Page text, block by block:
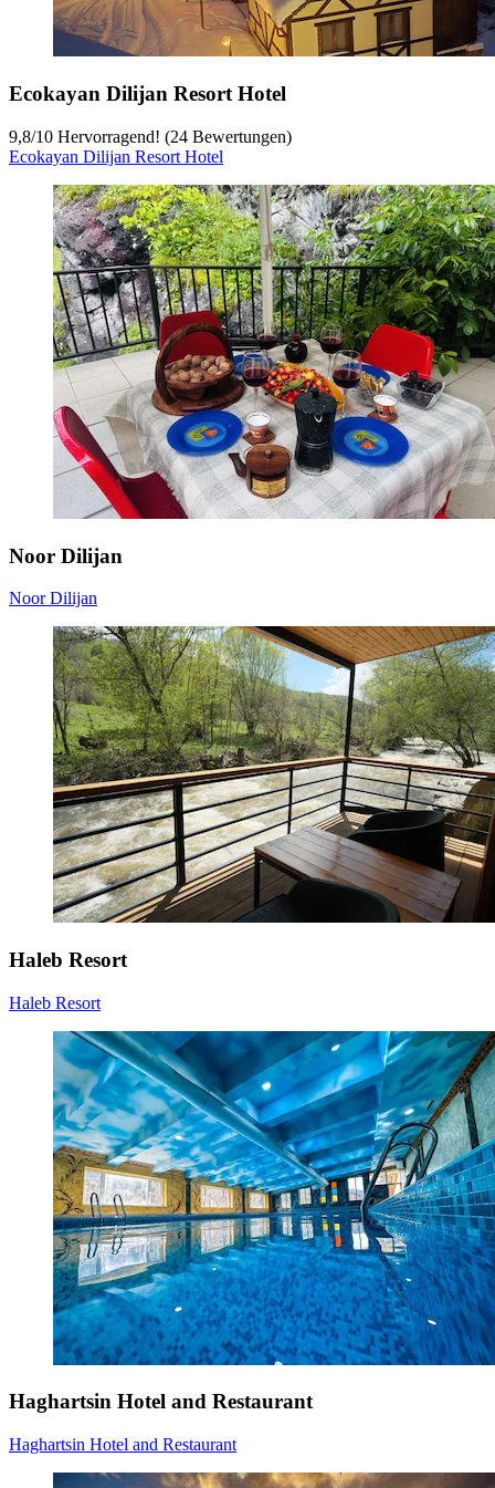
Ecokayan Dilijan Resort Hotel
9,8/10 Hervorragend! (24 Bewertungen)
Ecokayan Dilijan Resort Hotel
Noor Dilijan
Noor Dilijan
Haleb Resort
Haleb Resort
Haghartsin Hotel and Restaurant
Haghartsin Hotel and Restaurant